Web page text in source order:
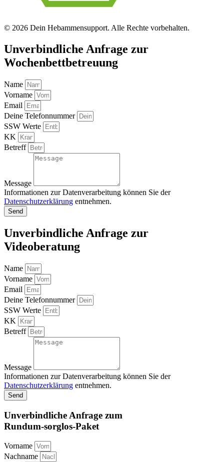
© 2026 Dein Hebammensupport. Alle Rechte vorbehalten.
Unverbindliche Anfrage zur
Wochenbettbetreuung
Name
Vorname
Email
Deine Telefonnummer
SSW Werte
KK
Betreff
Message
Informationen zur Datenverarbeitung können Sie der
Datenschutzerklärung entnehmen.
Send
Unverbindliche Anfrage zur
Videoberatung
Name
Vorname
Email
Deine Telefonnummer
SSW Werte
KK
Betreff
Message
Informationen zur Datenverarbeitung können Sie der
Datenschutzerklärung entnehmen.
Send
Unverbindliche Anfrage zum
Rundum-sorglos-Paket
Vorname
Nachname